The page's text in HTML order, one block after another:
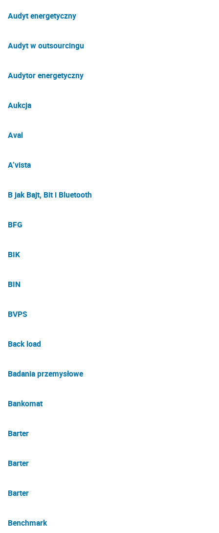
Audyt energetyczny
Audyt w outsourcingu
Audytor energetyczny
Aukcja
Aval
A’vista
B jak Bajt, Bit i Bluetooth
BFG
BIK
BIN
BVPS
Back load
Badania przemysłowe
Bankomat
Barter
Barter
Barter
Benchmark